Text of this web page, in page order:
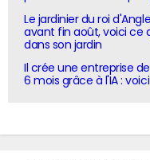
Le jardinier du roi
avant fin août, voici ce
dans son jardin
Il crée une entreprise
6 mois grâce à l'IA :